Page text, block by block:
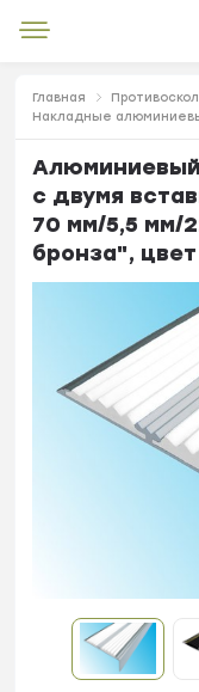
Главная
Накладные
с двумя
70 мм/5,5 мм/
бронза",